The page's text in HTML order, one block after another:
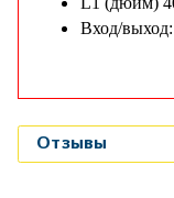
Вход/
Отзывы